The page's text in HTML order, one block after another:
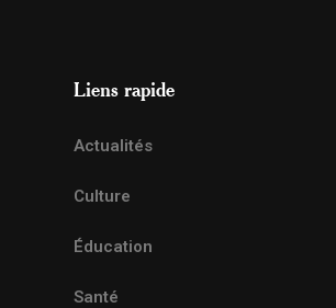
Liens rapide
Actualités
Culture
Éducation
Santé